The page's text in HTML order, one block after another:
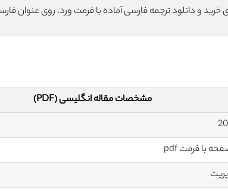
خرید و دانلود ترجمه فارسی آماده با فرمت ورد، روی عنوان
مشخصات مقاله انگلیسی (PDF)